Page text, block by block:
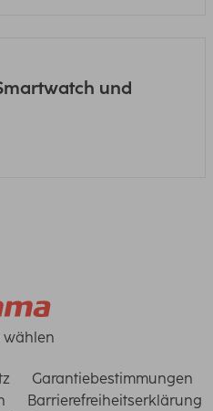
und
wählen
Garantiebestimmungen
Barrierefreiheitserklärung